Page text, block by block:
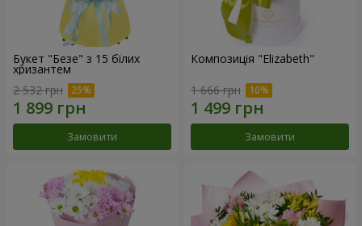
Букет "Безе" з 15 білих
хризантем
2 532 грн
Замовити
Композиція "Elizabeth"
1 666 грн
Замовити